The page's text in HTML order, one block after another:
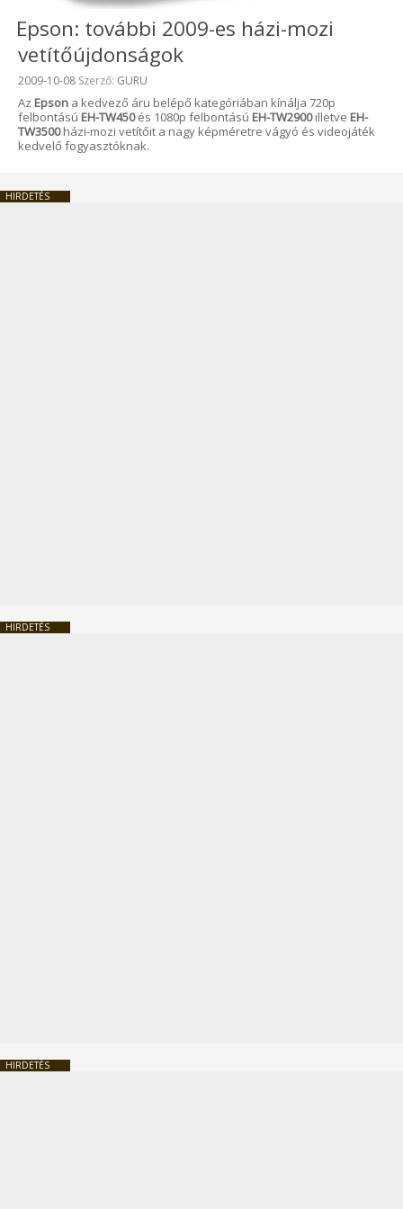
Epson: további 2009-es házi-mozi
vetítőújdonságok
Beküldve:
2009-10-08 Szerző: GURU
Az Epson a kedvező áru belépő kategóriában kínálja 720p
felbontású EH-TW450és 1080p felbontású EH-TW2900illetve EH-
TW3500házi-mozi vetítőit a nagy képméretre vágyó és videojáték
kedvelő fogyasztóknak.
HIRDETÉS
HIRDETÉS
HIRDETÉS